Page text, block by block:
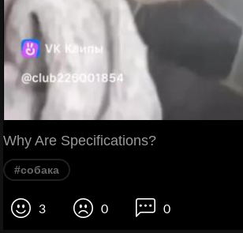
Why Are Specifications?
#собака
3 0 0